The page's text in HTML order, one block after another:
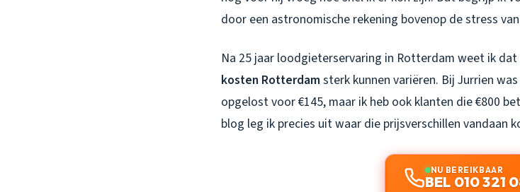
door een astronomische rekening bovenop de stress
Na 25 jaar loodgieterservaring in Rotterdam weet ik
kosten Rotterdam sterk kunnen variëren. Bij Jurrien
opgelost voor €145, maar ik heb ook klanten die €800
blog leg ik precies uit waar die prijsverschillen vandaan
NU BEREIKBAAR
BEL 010 321